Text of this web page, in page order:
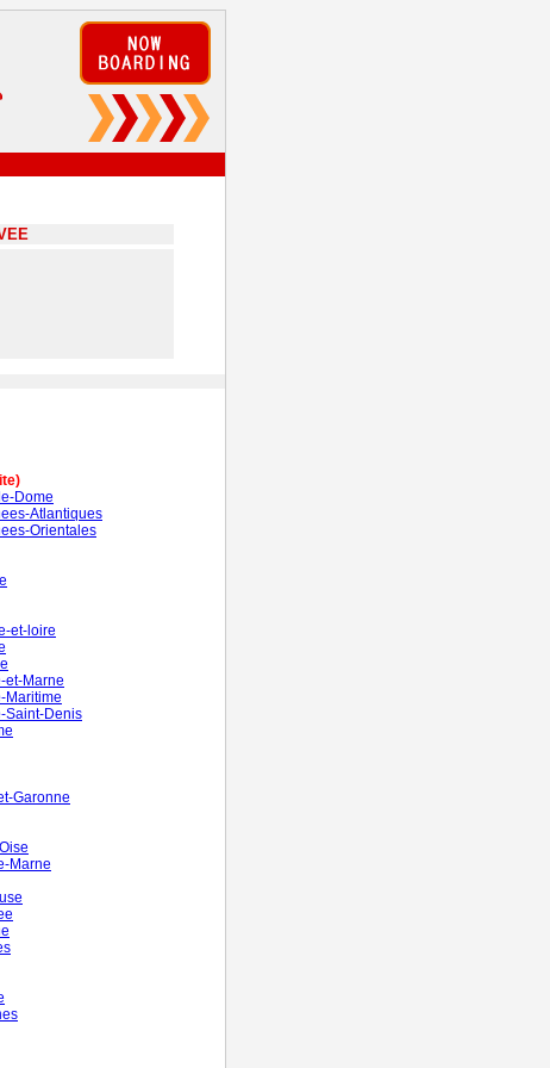
Dome
Atlantiques
Orientales
et-loire
et-Marne
Maritime
Saint-Denis
Garonne
Marne